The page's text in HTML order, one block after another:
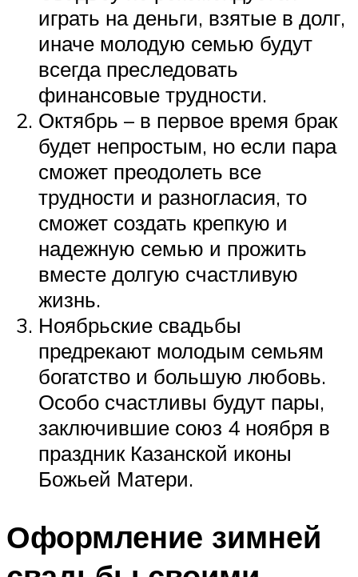
играть на деньги, взятые в долг,
иначе молодую семью будут
всегда преследовать
финансовые трудности.
Октябрь – в первое время брак
будет непростым, но если пара
сможет преодолеть все
трудности и разногласия, то
сможет создать крепкую и
надежную семью и прожить
вместе долгую счастливую
жизнь.
Ноябрьские свадьбы
предрекают молодым семьям
богатство и большую любовь.
Особо счастливы будут пары,
заключившие союз 4 ноября в
праздник Казанской иконы
Божьей Матери.
Оформление зимней